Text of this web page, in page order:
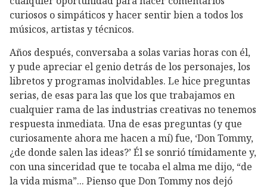
curiosos o simpáticos y hacer sentir bien a todos los
músicos, artistas y técnicos.
Años después, conversaba a solas varias horas con él,
y pude apreciar el genio detrás de los personajes, los
libretos y programas inolvidables. Le hice preguntas
serias, de esas para las que los que trabajamos en
cualquier rama de las industrias creativas no tenemos
respuesta inmediata. Una de esas preguntas (y que
curiosamente ahora me hacen a mí) fue, ‘Don Tommy,
¿de donde salen las ideas?’ Él se sonrió tímidamente y,
con una sinceridad que te tocaba el alma me dijo, “de
la vida misma”... Pienso que Don Tommy nos dejó